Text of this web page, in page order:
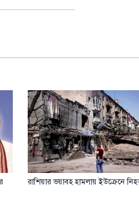
হরমুজ চুক্তি নিয়ে আশাবাদী